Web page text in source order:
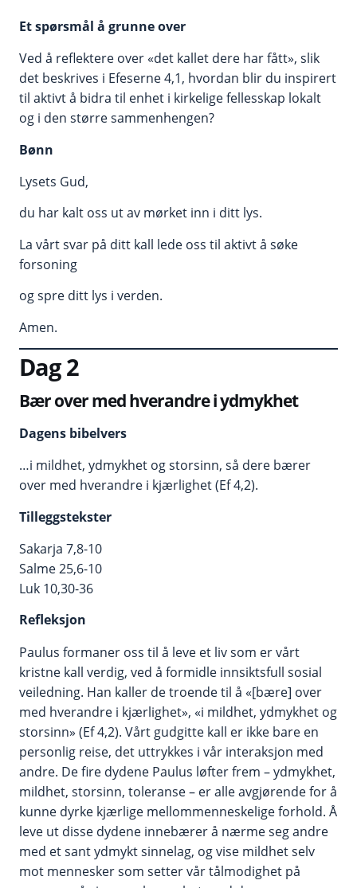
Et spørsmål å grunne over
Ved å reflektere over «det kallet dere har fått», slik
det beskrives i Efeserne 4,1, hvordan blir du inspirert
til aktivt å bidra til enhet i kirkelige fellesskap lokalt
og i den større sammenhengen?
Bønn
Lysets Gud,
du har kalt oss ut av mørket inn i ditt lys.
La vårt svar på ditt kall lede oss til aktivt å søke
forsoning
og spre ditt lys i verden.
Amen.
Dag 2
Bær over med hverandre i ydmykhet
Dagens bibelvers
…i mildhet, ydmykhet og storsinn, så dere bærer
over med hverandre i kjærlighet (Ef 4,2).
Tilleggstekster
Sakarja 7,8-10
Salme 25,6-10
Luk 10,30-36
Refleksjon
Paulus formaner oss til å leve et liv som er vårt
kristne kall verdig, ved å formidle innsiktsfull sosial
veiledning. Han kaller de troende til å «[bære] over
med hverandre i kjærlighet», «i mildhet, ydmykhet og
storsinn» (Ef 4,2). Vårt gudgitte kall er ikke bare en
personlig reise, det uttrykkes i vår interaksjon med
andre. De fire dydene Paulus løfter frem – ydmykhet,
mildhet, storsinn, toleranse – er alle avgjørende for å
kunne dyrke kjærlige mellommenneskelige forhold. Å
leve ut disse dydene innebærer å nærme seg andre
med et sant ydmykt sinnelag, og vise mildhet selv
mot mennesker som setter vår tålmodighet på